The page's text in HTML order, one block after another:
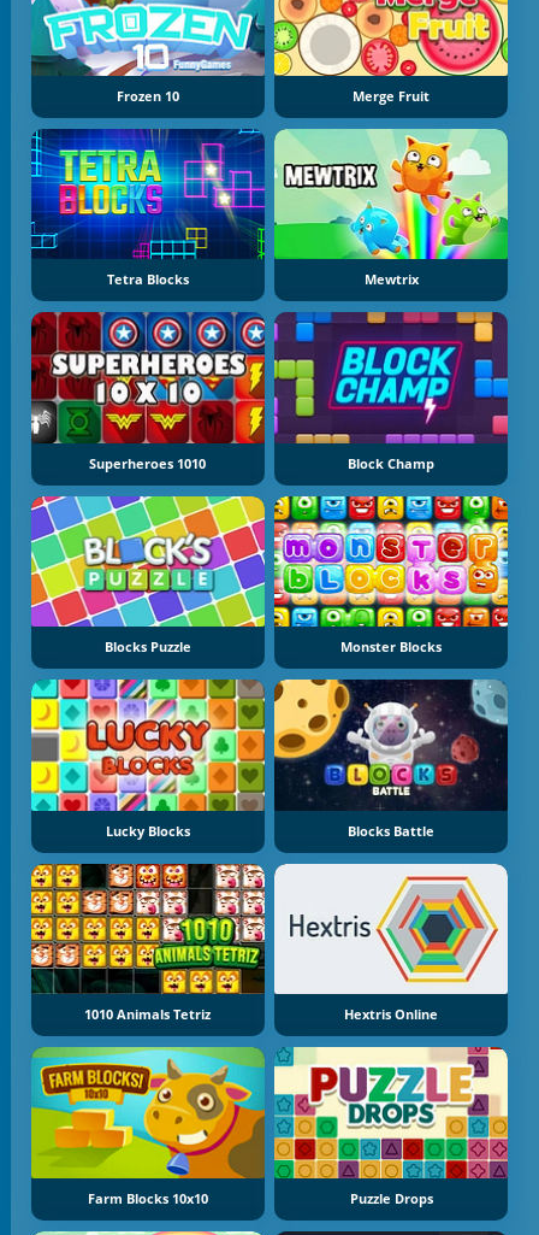
Frozen 10 Merge Fruit
Tetra Blocks Mewtrix
Superheroes 1010 Block Champ
Blocks Puzzle Monster Blocks
Lucky Blocks Blocks Battle
1010 Animals Tetriz Hextris Online
Farm Blocks 10x10 Puzzle Drops